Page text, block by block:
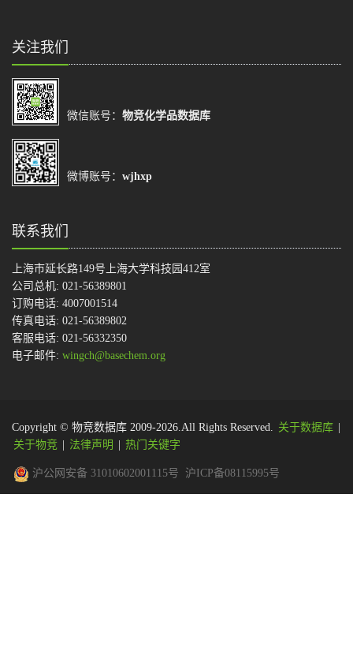
关注我们
微信账号： 物竞化学品数据库
微博账号： wjhxp
联系我们
上海市延长路149号上海大学科技园412室
公司总机: 021-56389801
订购电话: 4007001514
传真电话: 021-56389802
客服电话: 021-56332350
电子邮件: wingch@basechem.org
Copyright © 物竞数据库 2009-2026.All Rights Reserved. 关于数据库
关于物竞
法律声明 热门关键字
沪公网安备 31010602001115号 沪ICP备08115995号